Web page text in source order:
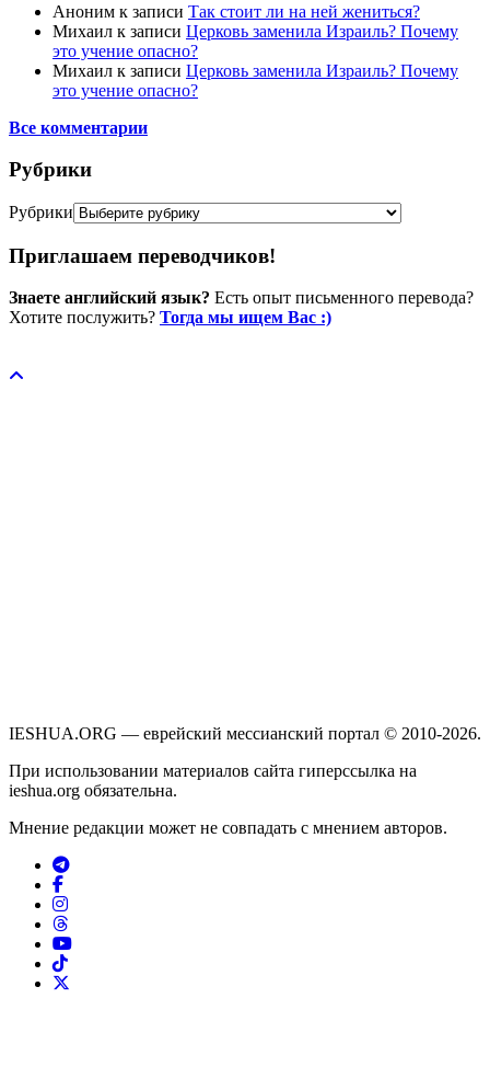
Аноним к записи Так стоит ли на ней жениться?
Михаил к записи Церковь заменила Израиль? Почему
это учение опасно?
Михаил к записи Церковь заменила Израиль? Почему
это учение опасно?
Все комментарии
Рубрики
Рубрики
Приглашаем переводчиков!
Знаете английский язык? Есть опыт письменного перевода?
Хотите послужить? Тогда мы ищем Вас :)
IESHUA.ORG — еврейский мессианский портал © 2010-2026.
При использовании материалов сайта гиперссылка на
ieshua.org обязательна.
Мнение редакции может не совпадать с мнением авторов.